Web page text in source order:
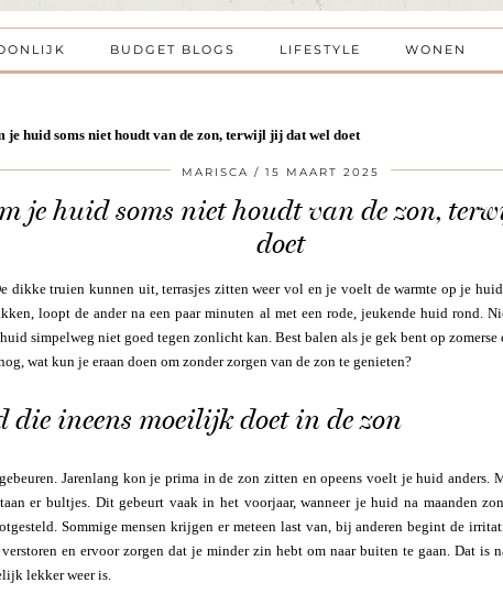
BUDGET BLOGS LIFESTYLE WONEN
je huid soms niet houdt van de zon, terwijl jij dat wel doet
MARISCA 15 MAART 2025
je huid soms niet houdt van de zon,
doet
dikke truien kunnen uit, terrasjes zitten weer vol en je voelt de warmte op je
loopt de ander na een paar minuten al met een rode, jeukende huid rond.
simpelweg niet goed tegen zonlicht kan. Best balen als je gek bent op zomerse
wat kun je eraan doen om zonder zorgen van de zon te genieten?
die ineens moeilijk doet in de zon
Jarenlang kon je prima in de zon zitten en opeens voelt je huid anders.
er bultjes. Dit gebeurt vaak in het voorjaar, wanneer je huid na maanden
Sommige mensen krijgen er meteen last van, bij anderen begint de
en ervoor zorgen dat je minder zin hebt om naar buiten te gaan. Dat is
lekker weer is.